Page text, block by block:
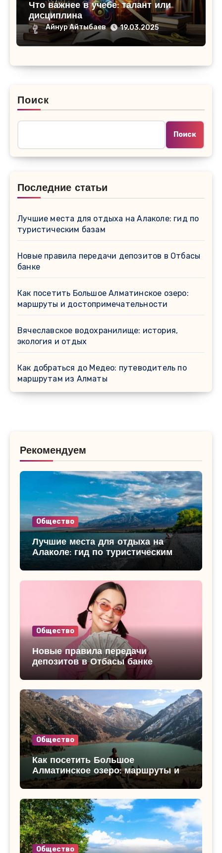
Что важнее в учебе: талант или
дисциплина
Айнур Айтыбаев 19.03.2025
Поиск
Поиск
Последние статьи
Лучшие места для отдыха на Алаколе: гид по
туристическим базам
Новые правила передачи депозитов в Отбасы
банке
Как посетить Большое Алматинское озеро:
маршруты и достопримечательности
Вячеславское водохранилище: история,
экология и отдых
Как добраться до Медео: путеводитель по
маршрутам из Алматы
Рекомендуем
Общество
Лучшие места для отдыха на
Алаколе: гид по туристическим
Общество
Новые правила передачи
депозитов в Отбасы банке
Общество
Как посетить Большое
Алматинское озеро: маршруты и
достопримечательности
Общество